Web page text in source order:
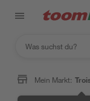
Mein Markt: